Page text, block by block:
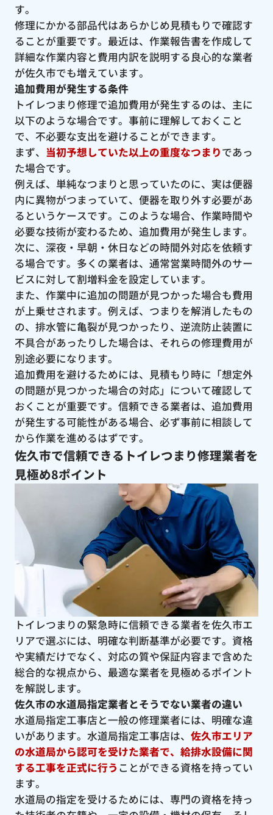
す。
修理にかかる部品代はあらかじめ見積もりで確認す
ることが重要です。最近は、作業報告書を作成して
詳細な作業内容と費用内訳を説明する良心的な業者
が佐久市でも増えています。
追加費用が発生する条件
トイレつまり修理で追加費用が発生するのは、主に
以下のような場合です。事前に理解しておくこと
で、不必要な支出を避けることができます。
まず、 当初予想していた以上の重度なつまりであっ
た場合です。
例えば、単純なつまりと思っていたのに、実は便器
内に異物がつまっていて、便器を取り外す必要があ
るというケースです。このような場合、作業時間や
必要な技術が変わるため、追加費用が発生します。
次に、深夜・早朝・休日などの時間外対応を依頼す
る場合です。多くの業者は、通常営業時間外のサー
ビスに対して割増料金を設定しています。
また、作業中に追加の問題が見つかった場合も費用
が上乗せされます。例えば、つまりを解消したもの
の、排水管に亀裂が見つかったり、逆流防止装置に
不具合があったりした場合は、それらの修理費用が
別途必要になります。
追加費用を避けるためには、見積もり時に「想定外
の問題が見つかった場合の対応」について確認して
おくことが重要です。信頼できる業者は、追加費用
が発生する可能性がある場合、必ず事前に相談して
から作業を進めるはずです。
佐久市で信頼できるトイレつまり修理業者を
見極め8ポイント
トイレつまりの緊急時に信頼できる業者を佐久市エ
リアで選ぶには、明確な判断基準が必要です。資格
や実績だけでなく、対応の質や保証内容まで含めた
総合的な視点から、最適な業者を見極めるポイント
を解説します。
佐久市の水道局指定業者とそうでない業者の違い
水道局指定工事店と一般の修理業者には、明確な違
いがあります。水道局指定工事店は、 佐久市エリア
の水道局から認可を受けた業者で、給排水設備に関
する工事を正式に行う ことができる資格を持ってい
ます。
水道局の指定を受けるためには、専門の資格を持っ